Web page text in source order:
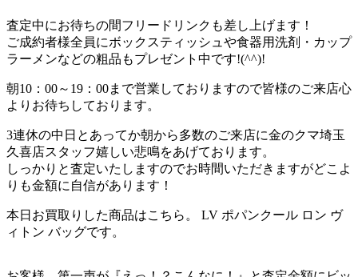
査定中にお待ちの間フリードリンクも差し上げます！
ご成約者様全員にボックスティッシュや食器用洗剤・カップ
ラーメンなどの粗品もプレゼント中です!(^^)!
朝10：00～19：00まで営業しておりますので皆様のご来店心
よりお待ちしております。
3連休の中日とあってか朝から多数のご来店に金のクマ埼玉
久喜店スタッフ嬉しい悲鳴をあげております。
しっかりと査定いたしますのでお時間いただきますがどこよ
りも金額に自信があります！
本日お買取りした商品はこちら。 LV ポパンクール ロン ヴ
ィトン バッグです。